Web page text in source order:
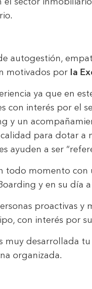
el sector
autogestión,
motivados por
la
ya que en
con interés por el
y un
para dotar a
ayuden a ser
todo momento
y en su día
proactivas y
con interés por
muy desarrollada
organizada.
This
being
cause
They
The
of the
of our
These